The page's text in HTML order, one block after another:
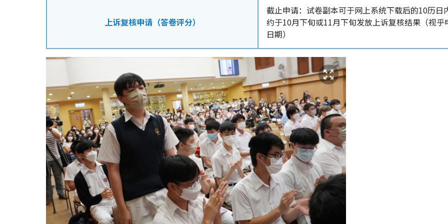
上诉复核申请（答卷评分）
截止申请：试卷副本可于网上系统下载后的10历日
约于10月下旬或11月下旬发放上诉复核结果（视乎
日期）